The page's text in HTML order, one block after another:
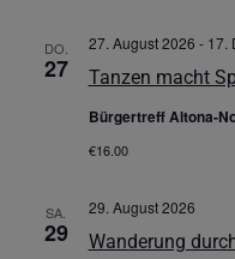
DO.
27 Tanzen macht
27. August 2026 - 17.
Bürgertreff Altona-
€16.00
SA.
29
Wanderung
29. August 2026